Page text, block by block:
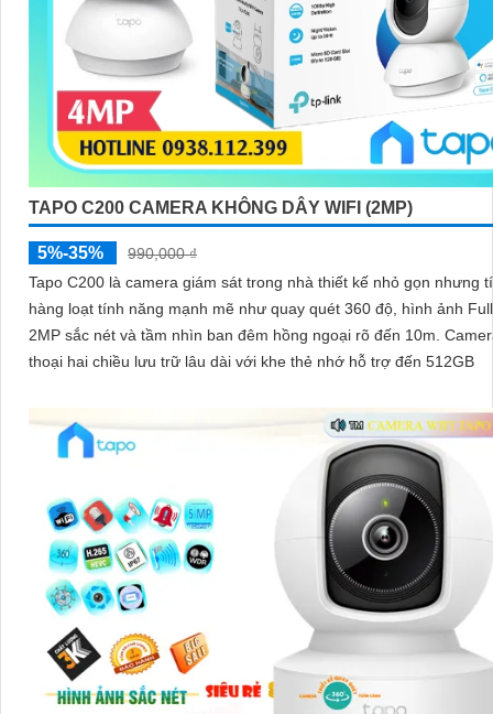
TAPO C200 CAMERA KHÔNG DÂY WIFI (2MP)
5%-35%
990,000 ₫
Tapo C200 là camera giám sát trong nhà thiết kế nhỏ gọn nhưng
hàng loạt tính năng mạnh mẽ như quay quét 360 độ, hình ảnh
2MP sắc nét và tầm nhìn ban đêm hồng ngoại rõ đến 10m. Camera đàm
thoại hai chiều lưu trữ lâu dài với khe thẻ nhớ hỗ trợ đến 512GB